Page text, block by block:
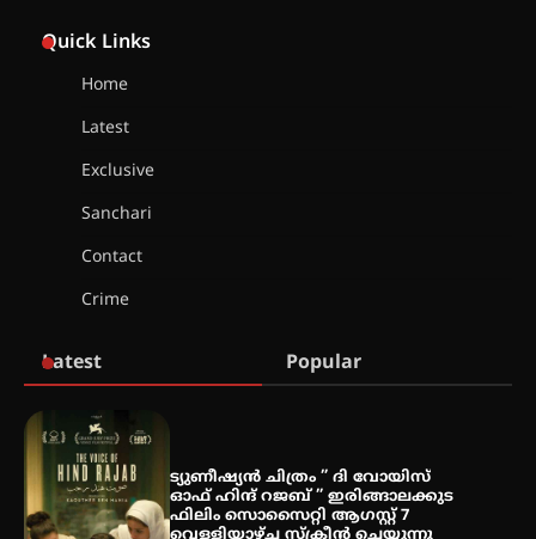
നിക്ഷേപക സംരക്ഷണ സമിതി
Quick Links
Home
Latest
Exclusive
Sanchari
Contact
Crime
Latest Popular
ട്യുണീഷ്യൻ ചിത്രം ” ദി വോയിസ്
ഓഫ് ഹിന്ദ് റജബ് ” ഇരിങ്ങാലക്കുട
ഫിലിം സൊസൈറ്റി ആഗസ്റ്റ് 7
വെള്ളിയാഴ്ച സ്‌ക്രീൻ ചെയ്യുന്നു